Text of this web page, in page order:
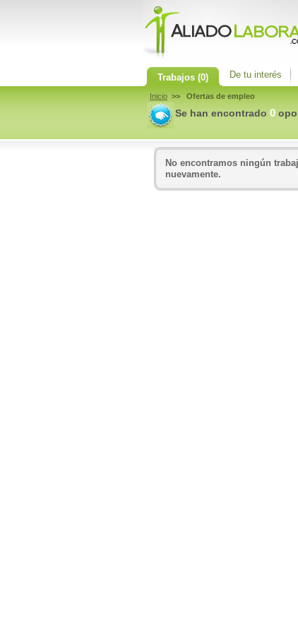
Trabajos (0) De tu interés
Inicio >> Ofertas de empleo
Se han encontrado 0
No encontramos ningún
nuevamente.